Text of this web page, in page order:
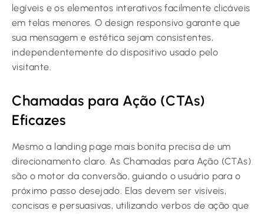
legíveis e os elementos interativos facilmente clicáveis
em telas menores. O design responsivo garante que
sua mensagem e estética sejam consistentes,
independentemente do dispositivo usado pelo
visitante.
Chamadas para Ação (CTAs)
Eficazes
Mesmo a landing page mais bonita precisa de um
direcionamento claro. As Chamadas para Ação (CTAs)
são o motor da conversão, guiando o usuário para o
próximo passo desejado. Elas devem ser visíveis,
concisas e persuasivas, utilizando verbos de ação que